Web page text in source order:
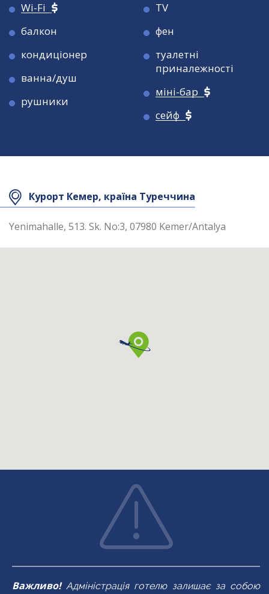
Wi-Fi
балкон
кондиціонер
ванна/душ
рушники
TV
фен
туалетні
приналежності
міні-бар
сейф
Площа номера
Максимальне
4
Курорт Кемер, країна Туреччина
Yenimahalle, 513. Sk. No:3, 07980 Kemer/Antalya
Важливо!Адміністрація готелю залишає за собою